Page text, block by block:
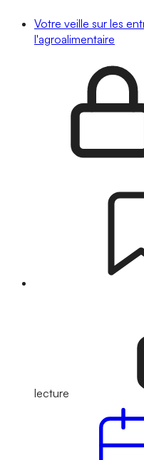
Votre veille sur les
l'agroalimentaire
lecture